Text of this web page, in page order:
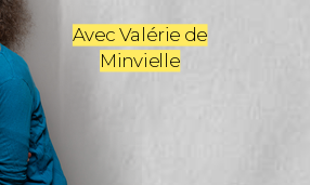
Avec Valérie de
Minvielle